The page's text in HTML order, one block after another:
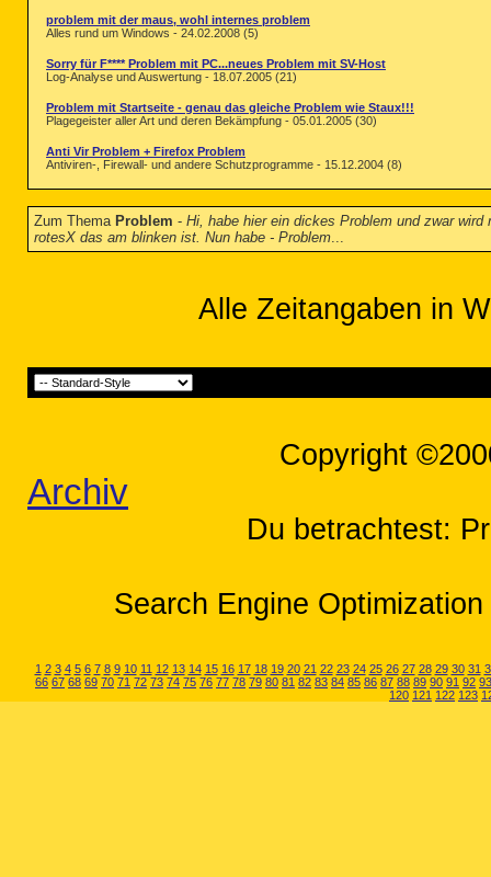
problem mit der maus, wohl internes problem
Alles rund um Windows - 24.02.2008 (5)
Sorry für F**** Problem mit PC...neues Problem mit SV-Host
Log-Analyse und Auswertung - 18.07.2005 (21)
Problem mit Startseite - genau das gleiche Problem wie Staux!!!
Plagegeister aller Art und deren Bekämpfung - 05.01.2005 (30)
Anti Vir Problem + Firefox Problem
Antiviren-, Firewall- und andere Schutzprogramme - 15.12.2004 (8)
Zum Thema Problem - Hi, habe hier ein dickes Problem und zwar
rotesX das am blinken ist. Nun habe - Problem...
Alle Zeitangaben in
Copyright
Archiv
Du betrachtest:
Search Engine
1 2 3 4 5 6 7 8 9 10 11 12 13 14 15 16 17 18 19 20 21 22 23 24 25 26 27 28 29 30 31
66 67 68 69 70 71 72 73 74 75 76 77 78 79 80 81 82 83 84 85 86 87 88 89 90 91 92 93
120 121 122 123